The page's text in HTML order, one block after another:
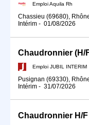
Emploi Aquila Rh
Chassieu (69680),
Intérim - 01/08/2026
Chaudronnier (H/
Emploi JUBIL INTERIM
Pusignan (69330),
Intérim - 31/07/2026
Chaudronnier H/F